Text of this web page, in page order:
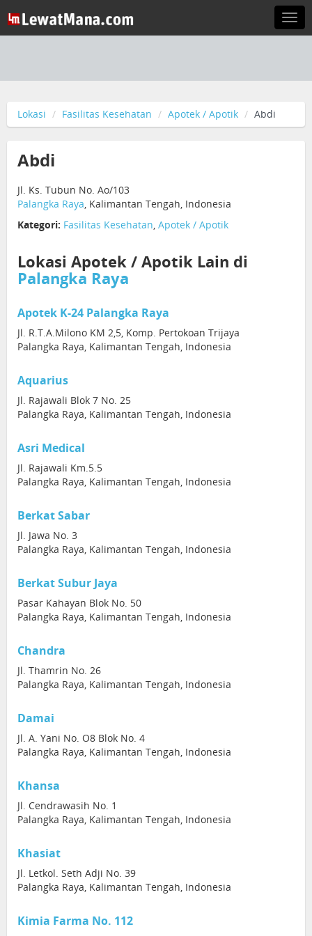
Lokasi Fasilitas Kesehatan Apotek / Apotik Abdi
Abdi
Jl. Ks. Tubun No. Ao/103
Palangka Raya, Kalimantan Tengah, Indonesia
Kategori: Fasilitas Kesehatan, Apotek / Apotik
Lokasi Apotek / Apotik Lain di
Palangka Raya
Apotek K-24 Palangka Raya
Jl. R.T.A.Milono KM 2,5, Komp. Pertokoan Trijaya
Palangka Raya, Kalimantan Tengah, Indonesia
Aquarius
Jl. Rajawali Blok 7 No. 25
Palangka Raya, Kalimantan Tengah, Indonesia
Asri Medical
Jl. Rajawali Km.5.5
Palangka Raya, Kalimantan Tengah, Indonesia
Berkat Sabar
Jl. Jawa No. 3
Palangka Raya, Kalimantan Tengah, Indonesia
Berkat Subur Jaya
Pasar Kahayan Blok No. 50
Palangka Raya, Kalimantan Tengah, Indonesia
Chandra
Jl. Thamrin No. 26
Palangka Raya, Kalimantan Tengah, Indonesia
Damai
Jl. A. Yani No. O8 Blok No. 4
Palangka Raya, Kalimantan Tengah, Indonesia
Khansa
Jl. Cendrawasih No. 1
Palangka Raya, Kalimantan Tengah, Indonesia
Khasiat
Jl. Letkol. Seth Adji No. 39
Palangka Raya, Kalimantan Tengah, Indonesia
Kimia Farma No. 112